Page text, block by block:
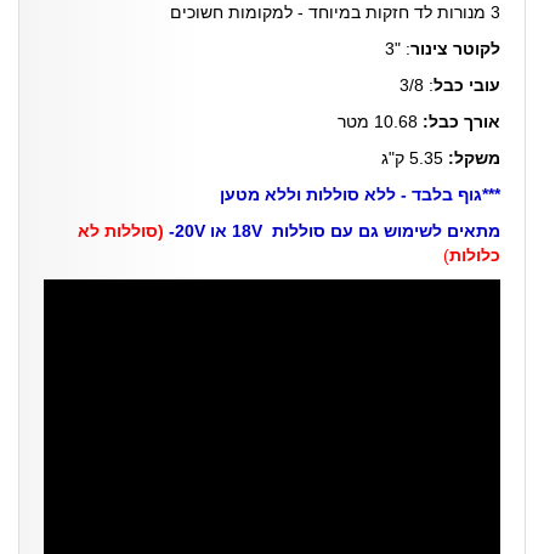
3 מנורות לד חזקות במיוחד - למקומות חשוכים
לקוטר צינור: "3
עובי כבל: 3/8
אורך כבל:
משקל: 5.35 ק"ג
***גוף בלבד - ללא סוללות וללא מטען
מתאים לשימוש גם עם סוללות 18V או 20V-
(סוללות לא
כלולות)